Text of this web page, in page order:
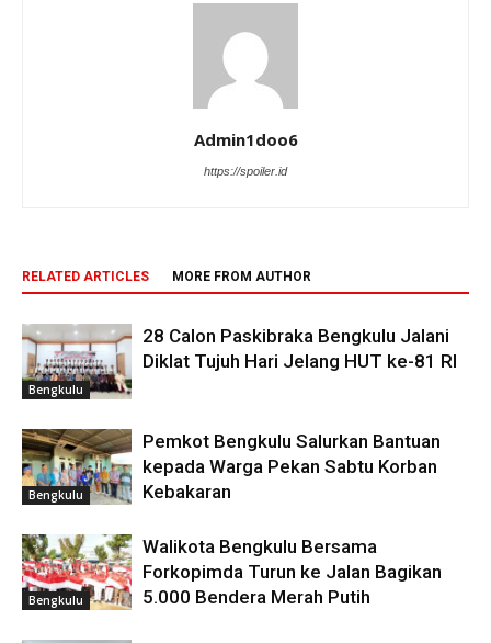
Admin1doo6
https://spoiler.id
RELATED ARTICLES MORE FROM AUTHOR
Bengkulu
28 Calon Paskibraka Bengkulu Jalani
Diklat Tujuh Hari Jelang HUT ke-81 RI
Bengkulu
Pemkot Bengkulu Salurkan Bantuan
kepada Warga Pekan Sabtu Korban
Kebakaran
Bengkulu
Walikota Bengkulu Bersama
Forkopimda Turun ke Jalan Bagikan
5.000 Bendera Merah Putih